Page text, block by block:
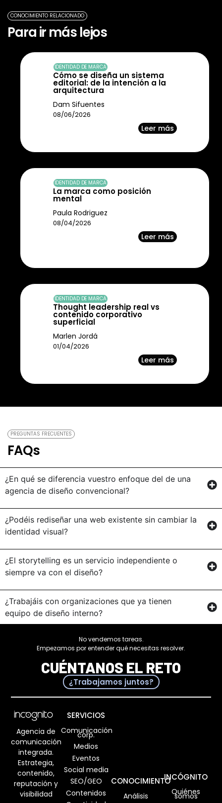
CONOCIMIENTO RELACIONADO
Para ir más lejos
IDENTIDAD DE MARCA
Cómo se diseña un sistema
editorial: de la intención a la
arquitectura
Dam Sifuentes
08/06/2026
Leer más
IDENTIDAD DE MARCA
La marca como posición
mental
Paula Rodriguez
08/04/2026
Leer más
IDENTIDAD DE MARCA
Thought leadership real vs
contenido corporativo
superficial
Marlen Jordá
01/04/2026
Leer más
PREGUNTAS FRECUENTES
FAQs
¿En qué se diferencia vuestro enfoque del de una
agencia de diseño convencional?
¿Podéis rediseñar una web existente sin cambiar la
identidad visual?
¿El storytelling es un servicio independiente o
siempre va con el diseño?
¿Trabajáis con organizaciones que ya tienen
equipo de diseño interno?
No vendemos tareas.
Empezamos por entender qué necesitas resolver.
CUÉNTANOS EL RETO
¿Trabajamos juntos?
Agencia de
comunicación
integrada.
Estrategia,
contenido,
reputación y
visibilidad
SERVICIOS
Comunicación
corp.
Medios
Eventos
Social media
SEO/GEO
Contenidos
CONOCIMIENTO
Análisis
INCÓGNITO
Quiénes
somos